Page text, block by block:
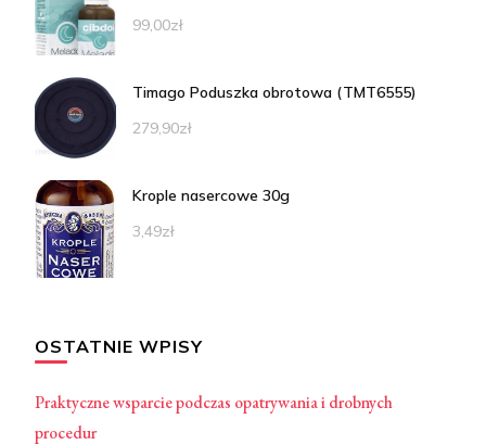
99,00zł
Timago Poduszka obrotowa (TMT6555)
279,90zł
Krople nasercowe 30g
3,49zł
OSTATNIE WPISY
Praktyczne wsparcie podczas opatrywania i drobnych
procedur